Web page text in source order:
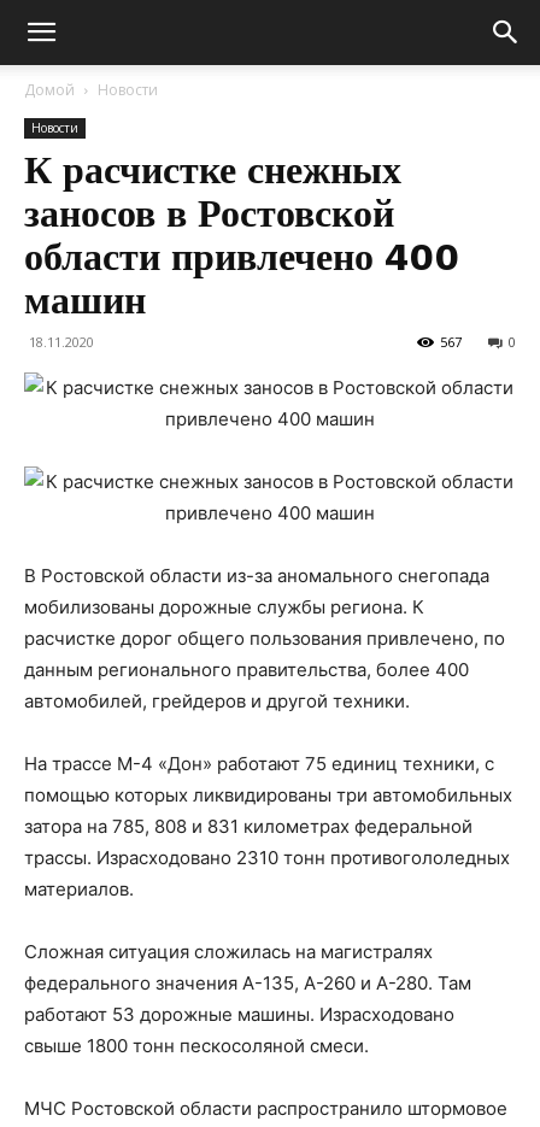
Домой Новости
Новости
К расчистке снежных
заносов в Ростовской
области привлечено 400
машин
18.11.2020 0
567
В Ростовской области из-за аномального снегопада
мобилизованы дорожные службы региона. К
расчистке дорог общего пользования привлечено, по
данным регионального правительства, более 400
автомобилей, грейдеров и другой техники.
На трассе М-4 «Дон» работают 75 единиц техники, с
помощью которых ликвидированы три автомобильных
затора на 785, 808 и 831 километрах федеральной
трассы. Израсходовано 2310 тонн противогололедных
материалов.
Сложная ситуация сложилась на магистралях
федерального значения А-135, А-260 и А-280. Там
работают 53 дорожные машины. Израсходовано
свыше 1800 тонн пескосоляной смеси.
МЧС Ростовской области распространило штормовое